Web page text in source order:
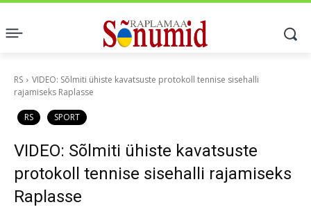
RS
VIDEO: Sõlmiti ühiste kavatsuste protokoll tennise sisehalli
rajamiseks Raplasse
RS SPORT
VIDEO: Sõlmiti ühiste kavatsuste
protokoll tennise sisehalli rajamiseks
Raplasse